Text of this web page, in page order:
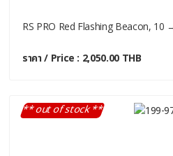
RS PRO Red Flashing Beacon,
ราคา / Price : 2,050.00 THB
** out of stock **